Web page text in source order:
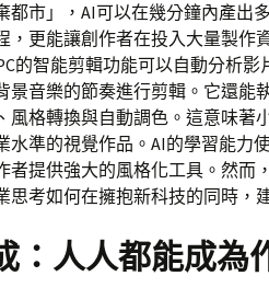
都市」，AI可以在幾分鐘內產出
，更能讓創作者在投入大量製作
的智能剪輯功能可以自動分析
景音樂的節奏進行剪輯。它還能
風格轉換與自動調色。這意味著
水準的視覺作品。AI的學習能力
者提供強大的風格化工具。然而
思考如何在擁抱新科技的同時，
：人人都能成為